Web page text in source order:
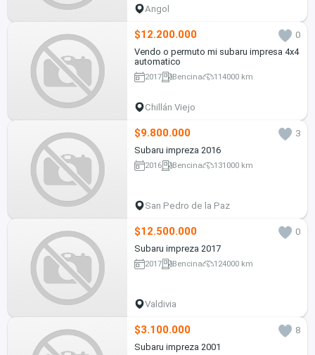
Angol
$12.200.000
0
Vendo o permuto mi subaru impresa 4x4
automatico
2017 Bencina 114000 km
Chillán Viejo
$9.800.000
3
Subaru impreza 2016
2016 Bencina 131000 km
San Pedro de la Paz
$12.500.000
0
Subaru impreza 2017
2017 Bencina 124000 km
Valdivia
$3.100.000
8
Subaru impreza 2001